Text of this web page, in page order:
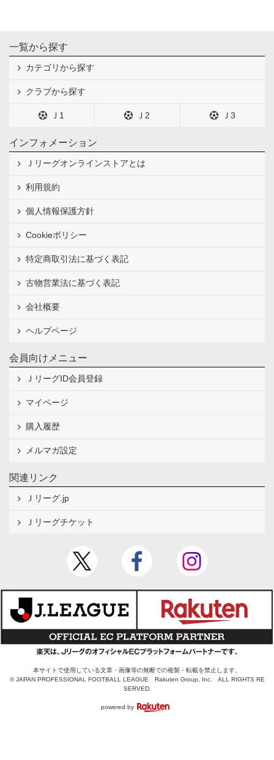
一覧から探す
カテゴリから探す
クラブから探す
Ｊ1 Ｊ2 Ｊ3
インフォメーション
Ｊリーグオンラインストアとは
利用規約
個人情報保護方針
Cookieポリシー
特定商取引法に基づく表記
古物営業法に基づく表記
会社概要
ヘルプページ
会員向けメニュー
ＪリーグID会員登録
マイページ
購入履歴
メルマガ設定
関連リンク
Ｊリーグ.jp
Ｊリーグチケット
本サイトで使用している文章・画像等の無断での複製・転載を禁止します。
© JAPAN PROFESSIONAL FOOTBALL LEAGUE Rakuten Group, Inc. ALL RIGHTS RE
SERVED.
powered by